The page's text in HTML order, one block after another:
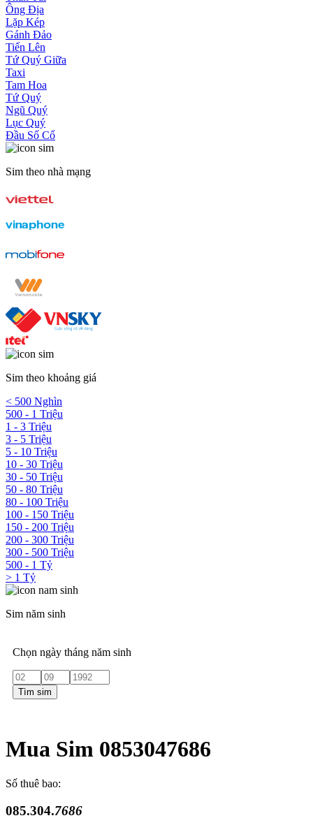
Ông Địa
Lặp Kép
Gánh Đảo
Tiến Lên
Tứ Quý Giữa
Taxi
Tam Hoa
Tứ Quý
Ngũ Quý
Lục Quý
Đầu Số Cổ
Sim theo nhà mạng
Sim theo khoảng giá
< 500 Nghìn
500 - 1 Triệu
1 - 3 Triệu
3 - 5 Triệu
5 - 10 Triệu
10 - 30 Triệu
30 - 50 Triệu
50 - 80 Triệu
80 - 100 Triệu
100 - 150 Triệu
150 - 200 Triệu
200 - 300 Triệu
300 - 500 Triệu
500 - 1 Tỷ
> 1 Tỷ
Sim năm sinh
Chọn ngày tháng năm sinh
Tìm sim
Mua Sim 0853047686
Số thuê bao:
085.304.7686